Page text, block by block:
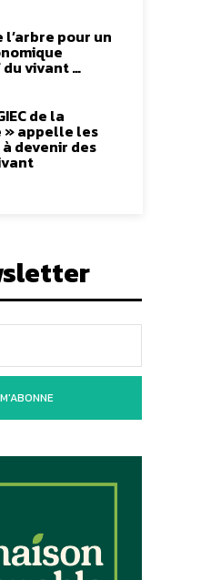
l’arbre pour un
vivant …
de la
» appelle les
devenir des